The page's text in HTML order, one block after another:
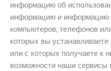
информацию об
информацию и информацию
компьютеров, телефонов
которых вы
или с которых получаете к
возможности наши сервисы